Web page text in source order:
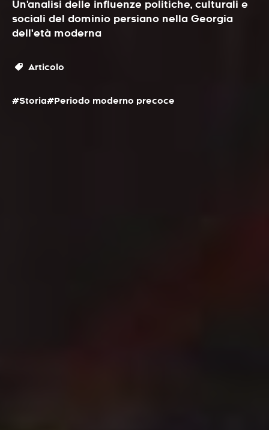
Un'analisi delle influenze politiche, culturali e
sociali del dominio persiano nella Georgia
dell'età moderna
Articolo
#Storia#Periodo moderno precoce